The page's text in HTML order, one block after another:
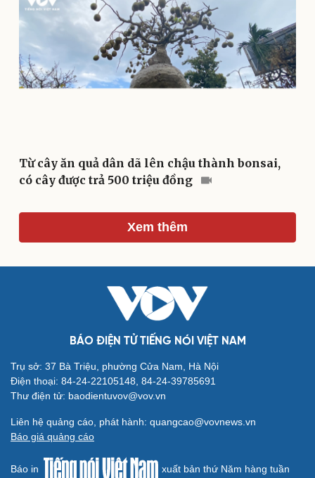
Tư vấn
Săn Tour
Câu chuyện thời sự
Đọc truyện đêm khuya
Cửa sổ tình yêu
Kể chuyện cho bé
Hạt giống tâm hồn
Từ cây ăn quả dân dã lên chậu thành bonsai,
có cây được trả 500 triệu đồng
Xem thêm
BÁO ĐIỆN TỬ TIẾNG NÓI VIỆT NAM
Trụ sở: 37 Bà Triệu, phường Cửa Nam, Hà Nội
Điện thoại: 84-24-22105148, 84-24-39785691
Thư điện tử: baodientuvov@vov.vn
Liên hệ quảng cáo, phát hành: quangcao@vovnews.vn
Báo giá quảng cáo
Báo in xuất bản thứ Năm hàng tuần